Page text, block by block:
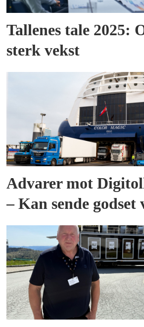
Tallenes tale 2025:
sterk vekst
Advarer mot
– Kan sende godset